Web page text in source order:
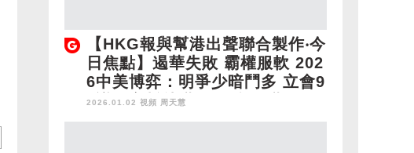
【HKG報與幫港出聲聯合製作‧今
日焦點】遏華失敗 霸權服軟 202
6中美博弈：明爭少暗鬥多 立會9
0議員宣誓就職 盼務實履職 推進
改革
2026.01.02 視頻 周天慧